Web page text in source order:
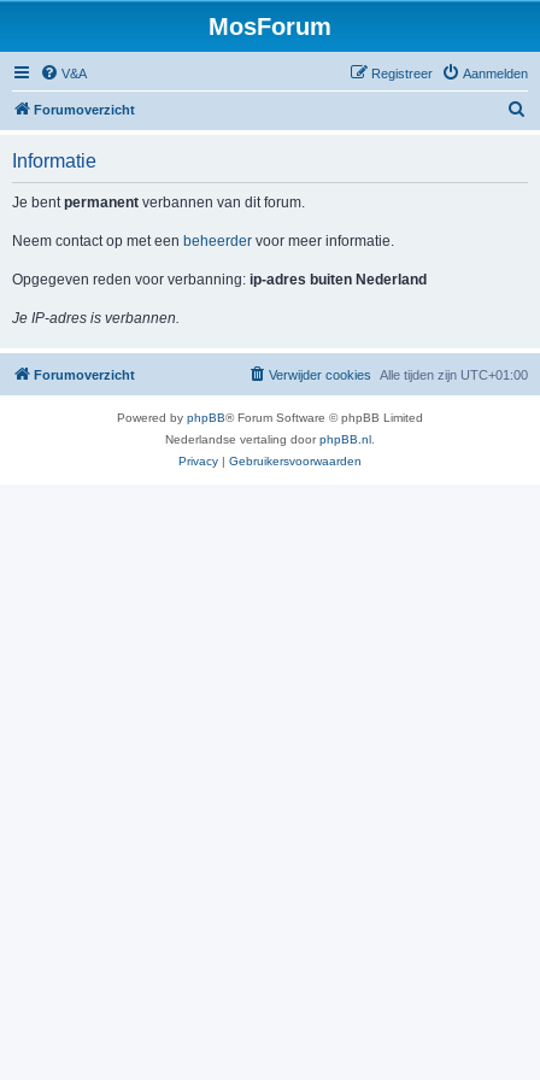
MosForum
V&A Aanmelden
Registreer
Forumoverzicht
Informatie
Je bentpermanent verbannen van dit forum.
Neem contact op met een beheerder voor meer informatie.
Opgegeven reden voor verbanning: ip-adres buiten Nederland
Je IP-adres is verbannen.
Forumoverzicht Alle tijden zijn UTC+01:00
Verwijder cookies
Powered by phpBB® Forum Software © phpBB Limited
Nederlandse vertaling doorphpBB.nl
Privacy | Gebruikersvoorwaarden